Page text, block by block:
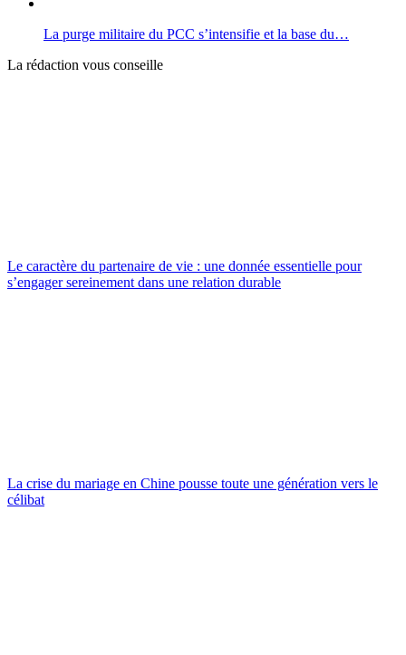
La purge militaire du PCC s’intensifie et la base du…
La rédaction vous conseille
Le caractère du partenaire de vie : une donnée essentielle pour
s’engager sereinement dans une relation durable
La crise du mariage en Chine pousse toute une génération vers le
célibat